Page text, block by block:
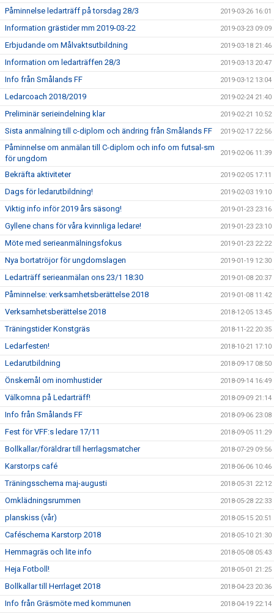
Påminnelse ledarträff på torsdag 28/3 2019-03-26 16:01
Information grästider mm 2019-03-22 2019-03-23 09:09
Erbjudande om Målvaktsutbildning 2019-03-18 21:46
Information om ledarträffen 28/3 2019-03-13 20:47
Info från Smålands FF 2019-03-12 13:04
Ledarcoach 2018/2019 2019-02-24 21:40
Preliminär serieindelning klar 2019-02-21 10:52
Sista anmälning till c-diplom och ändring från Smålands FF 2019-02-17 22:56
Påminnelse om anmälan till C-diplom och info om futsal-sm
för ungdom
2019-02-06 11:39
Bekräfta aktiviteter 2019-02-05 17:11
Dags för ledarutbildning! 2019-02-03 19:10
Viktig info inför 2019 års säsong! 2019-01-23 23:16
Gyllene chans för våra kvinnliga ledare! 2019-01-23 23:10
Möte med serieanmälningsfokus 2019-01-23 22:22
Nya bortatröjor för ungdomslagen 2019-01-19 12:30
Ledarträff serieanmälan ons 23/1 18:30 2019-01-08 20:37
Påminnelse: verksamhetsberättelse 2018 2019-01-08 11:42
Verksamhetsberättelse 2018 2018-12-05 13:45
Träningstider Konstgräs 2018-11-22 20:35
Ledarfesten! 2018-10-21 17:10
Ledarutbildning 2018-09-17 08:50
Önskemål om inomhustider 2018-09-14 16:49
Välkomna på Ledarträff! 2018-09-09 21:14
Info från Smålands FF 2018-09-06 23:08
Fest för VFF:s ledare 17/11 2018-09-05 11:29
Bollkallar/föräldrar till herrlagsmatcher 2018-07-29 09:56
Karstorps café 2018-06-06 10:46
Träningsschema maj-augusti 2018-05-31 22:12
Omklädningsrummen 2018-05-28 22:33
planskiss (vår) 2018-05-15 20:51
Caféschema Karstorp 2018 2018-05-10 21:30
Hemmagräs och lite info 2018-05-08 05:43
Heja Fotboll! 2018-05-01 21:25
Bollkallar till Herrlaget 2018 2018-04-23 20:36
Info från Gräsmöte med kommunen 2018-04-19 22:14